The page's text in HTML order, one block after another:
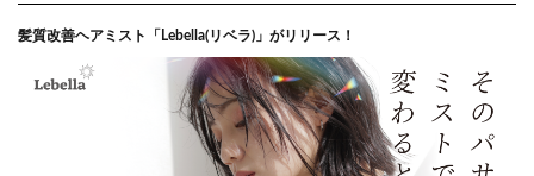
髪質改善ヘアミスト「Lebella(リベラ)」がリリース！